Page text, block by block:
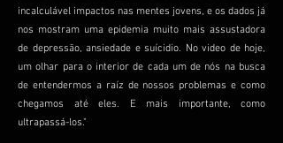
incalculável impactos nas mentes jovens, e os dados já
nos mostram uma epidemia muito mais assustadora
de depressão, ansiedade e suícidio. No video de hoje,
um olhar para o interior de cada um de nós na busca
de entendermos a raíz de nossos problemas e como
chegamos até eles. E mais importante, como
ultrapassá-los."